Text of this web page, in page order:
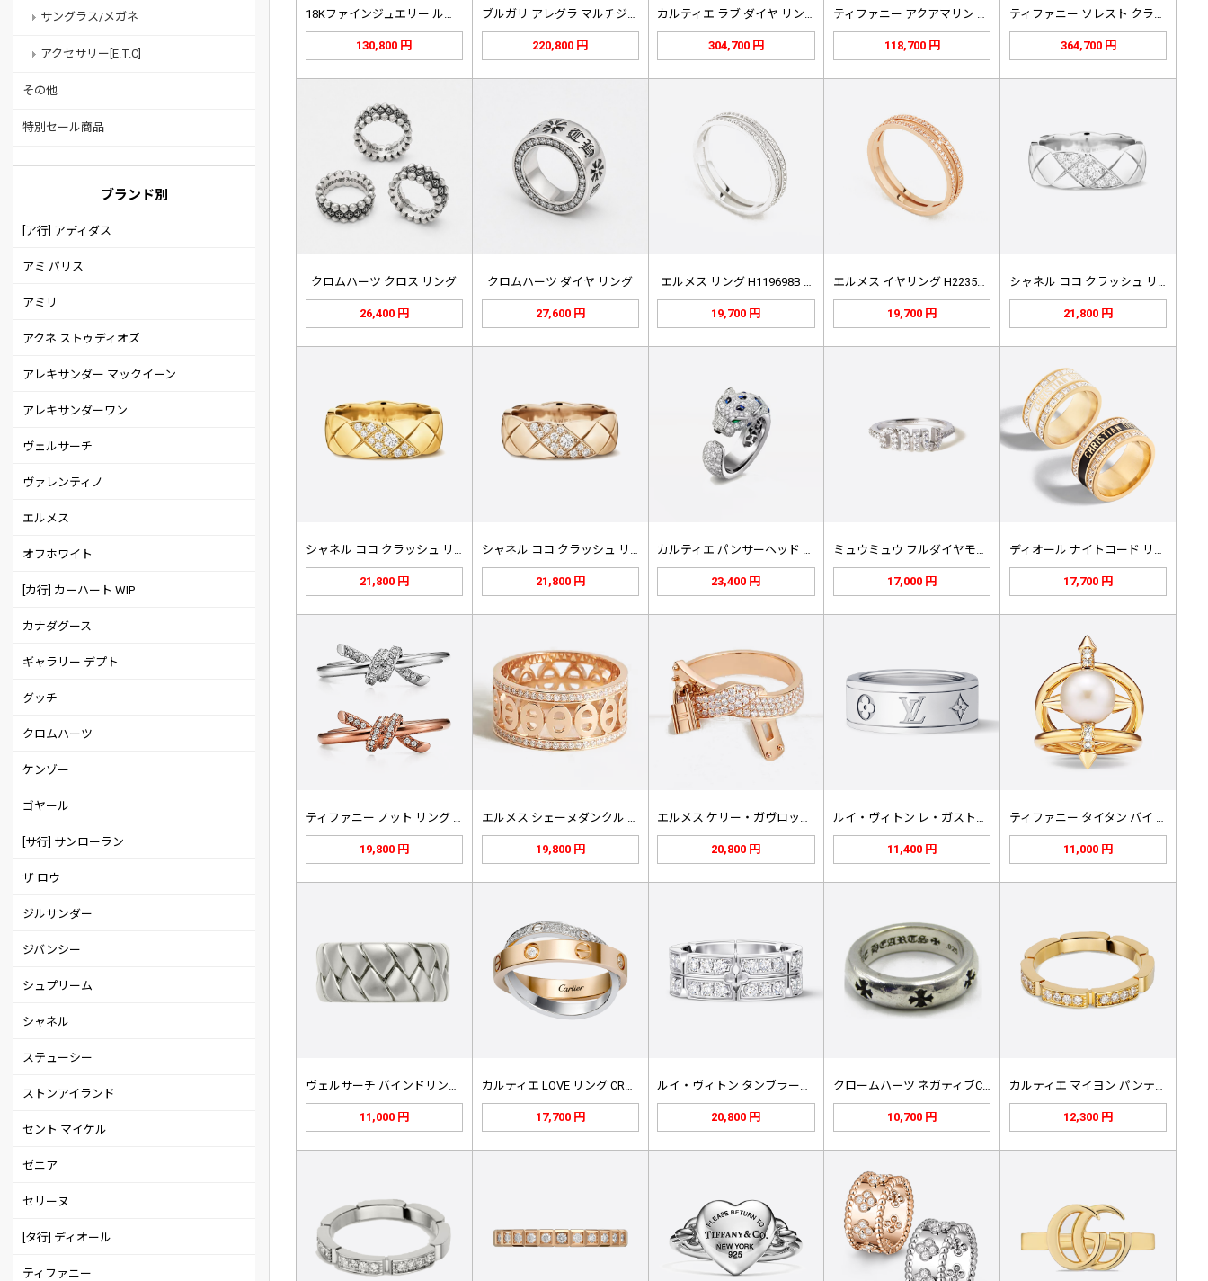
サングラス/メガネ
アクセサリー[E.T.C]
その他
特別セール商品
ブランド別
[ア行] アディダス
アミ パリス
アミリ
アクネ ストゥディオズ
アレキサンダー マックイーン
アレキサンダーワン
ヴェルサーチ
ヴァレンティノ
エルメス
オフホワイト
[カ行] カーハート WIP
カナダグース
ギャラリー デプト
グッチ
クロムハーツ
ケンゾー
ゴヤール
[サ行] サンローラン
ザ ロウ
ジルサンダー
ジバンシー
シュプリーム
シャネル
ステューシー
ストンアイランド
セント マイケル
ゼニア
セリーヌ
[タ行] ディオール
ティファニー
18Kファインジュエリー ルビー チ…
130,800 円
ブルガリ アレグラ マルチジェムスト…
220,800 円
カルティエ ラブ ダイヤ リング ゴ…
304,700 円
ティファニー アクアマリン ダイヤ …
118,700 円
ティファニー ソレスト クラスター …
364,700 円
クロムハーツ クロス リング
26,400 円
クロムハーツ ダイヤ リング
27,600 円
エルメス リング H119698B …
19,700 円
エルメス イヤリング H223503…
19,700 円
シャネル ココ クラッシュ リング …
21,800 円
21,800 円 21,800 円 23,400 円 17,000 円 17,700 円
19,800 円 19,800 円 20,800 円 11,400 円 11,000 円
11,000 円 17,700 円 20,800 円 10,700 円 12,300 円